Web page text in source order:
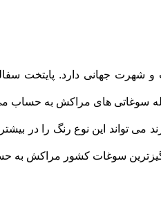
شهرت جهانی دارد. پایتخت
سوغاتی های مراکش به حساب
تواند این نوع رنگ را در
سوغات کشور مراکش به